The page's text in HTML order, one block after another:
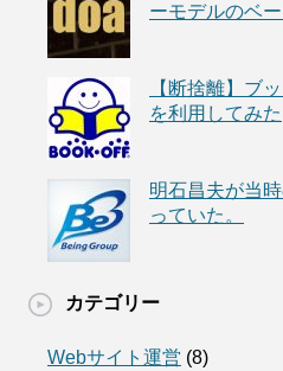
ーモデルのベー
【断捨離】ブ
を利用してみた
明石昌夫が当
っていた。
カテゴリー
Webサイト運営 (8)